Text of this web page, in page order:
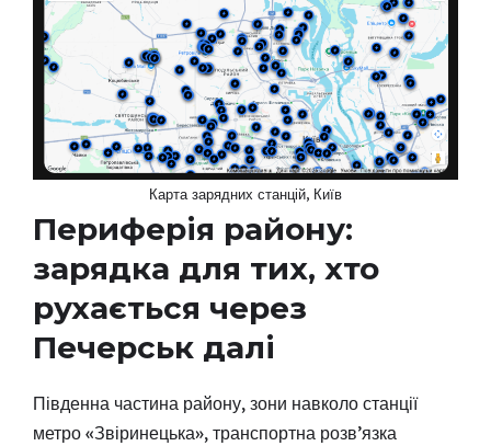
Карта зарядних станцій, Київ
Периферія району:
зарядка для тих, хто
рухається через
Печерськ далі
Південна частина району, зони навколо станції
метро «Звіринецька», транспортна розв’язка